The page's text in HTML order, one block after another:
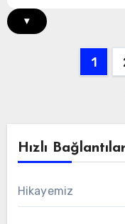
▾
1
Hızlı Bağlantılar
Hikayemiz